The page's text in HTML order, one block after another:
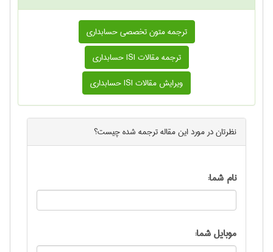
ترجمه متون تخصصی حسابداری
ترجمه مقالات ISI حسابداری
ویرایش مقالات ISI حسابداری
نظرتان در مورد اینمقاله ترجمه شدهچیست؟
نام شما:
موبایل شما: